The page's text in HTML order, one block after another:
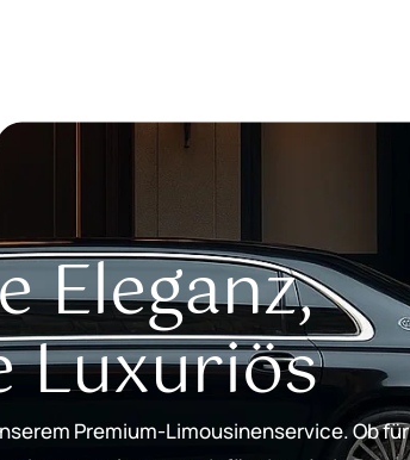
Eleganz,
Luxuriös
Premium-Limousinenservice. Ob für